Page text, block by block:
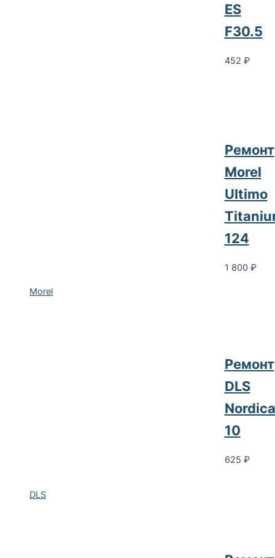
ES
F30.5
452 ₽
Morel
Ремонт
Morel
Ultimo
124
1 800 ₽
DLS
Ремонт
DLS
Nordica
10
625 ₽